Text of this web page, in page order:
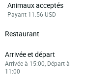
Animaux acceptés
Payant 11.56 USD
Restaurant
Arrivée et départ
Arrivée à 15:00, Départ à
11:00